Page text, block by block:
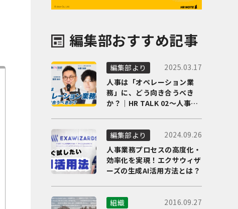
編集部おすすめ記事
編集部より
2025.03.17
人事は「オペレーション業
務」に、どう向き合うべき
か？｜HR TALK 02～人事DX
編集部より
2024.09.26
人事業務プロセスの高度化・
効率化を実現！エクサウィザ
ーズの生成AI活用方法とは？
組織
2016.09.27